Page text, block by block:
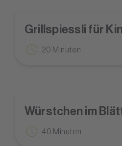
Grillspiessli für
20 Minuten
Würstchen im
40 Minuten